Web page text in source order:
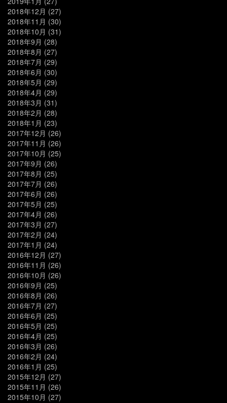
2018年12月 (27)
2018年11月 (30)
2018年10月 (31)
2018年9月 (28)
2018年8月 (27)
2018年7月 (29)
2018年6月 (30)
2018年5月 (29)
2018年4月 (29)
2018年3月 (31)
2018年2月 (28)
2018年1月 (23)
2017年12月 (26)
2017年11月 (26)
2017年10月 (25)
2017年9月 (26)
2017年8月 (25)
2017年7月 (26)
2017年6月 (26)
2017年5月 (25)
2017年4月 (26)
2017年3月 (27)
2017年2月 (24)
2017年1月 (24)
2016年12月 (27)
2016年11月 (26)
2016年10月 (26)
2016年9月 (25)
2016年8月 (26)
2016年7月 (27)
2016年6月 (25)
2016年5月 (25)
2016年4月 (25)
2016年3月 (26)
2016年2月 (24)
2016年1月 (25)
2015年12月 (27)
2015年11月 (26)
2015年10月 (27)